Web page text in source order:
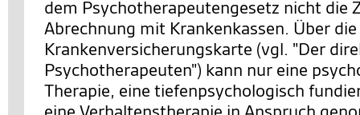
dem Psychotherapeutengesetz nicht die
Abrechnung mit Krankenkassen. Über die
Krankenversicherungskarte (vgl. "Der
Psychotherapeuten") kann nur eine
Therapie, eine tiefenpsychologisch